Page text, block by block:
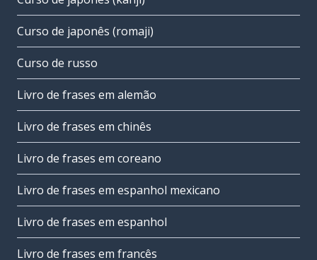
Curso de japonês (romaji)
Curso de russo
Livro de frases em alemão
Livro de frases em chinês
Livro de frases em coreano
Livro de frases em espanhol mexicano
Livro de frases em espanhol
Livro de frases em francês